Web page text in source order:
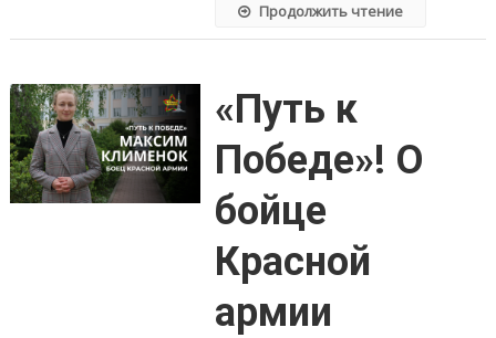
Продолжить чтение
«Путь к
Победе»! О
бойце
Красной
армии